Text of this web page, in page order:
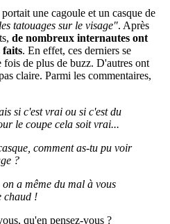
une cagoule et un casque de
tatouages sur le visage". Après
de nombreux internautes ont
faits. En effet, ces derniers se
fois de plus de buzz. D'autres ont
claire. Parmi les commentaires,
si c'est vrai ou si c'est du
le coupe cela soit vrai...
comment as-tu pu voir
?
on a même du mal à vous
chaud !
qu'en pensez-vous ?